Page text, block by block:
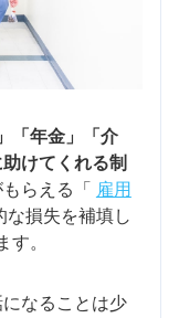
「年金」「介
けてくれる制
らえる「 雇用
な損失を補填し
す。
なることは少